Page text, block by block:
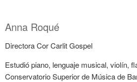
Anna Roqué
Directora Cor Carlit Gospel
Estudió piano, lenguaje musical, violín,
Conservatorio Superior de Música de